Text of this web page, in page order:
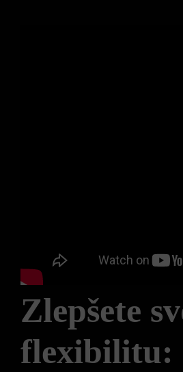
Zlepšete
flexibilitu: